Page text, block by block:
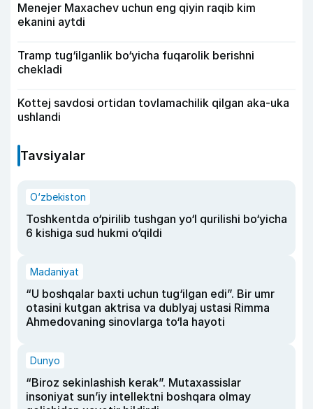
Menejer Maxachev uchun eng qiyin raqib kim
ekanini aytdi
Tramp tug‘ilganlik bo‘yicha fuqarolik berishni
chekladi
Kottej savdosi ortidan tovlamachilik qilgan aka-uka
ushlandi
Tavsiyalar
O‘zbekiston
Toshkentda o‘pirilib tushgan yo‘l qurilishi bo‘yicha
6 kishiga sud hukmi o‘qildi
Madaniyat
“U boshqalar baxti uchun tug‘ilgan edi”. Bir umr
otasini kutgan aktrisa va dublyaj ustasi Rimma
Ahmedovaning sinovlarga to‘la hayoti
Dunyo
“Biroz sekinlashish kerak”. Mutaxassislar
insoniyat sun’iy intellektni boshqara olmay